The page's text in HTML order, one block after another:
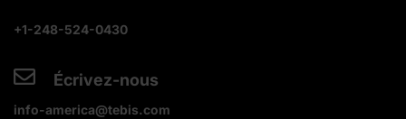
+1-248-524-0430
Écrivez-nous
info-america@tebis.com